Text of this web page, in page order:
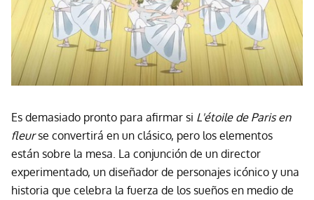
Es demasiado pronto para afirmar si L'étoile de Paris en
fleurse convertirá en un clásico, pero los elementos
están sobre la mesa. La conjunción de un director
experimentado, un diseñador de personajes icónico y una
historia que celebra la fuerza de los sueños en medio de